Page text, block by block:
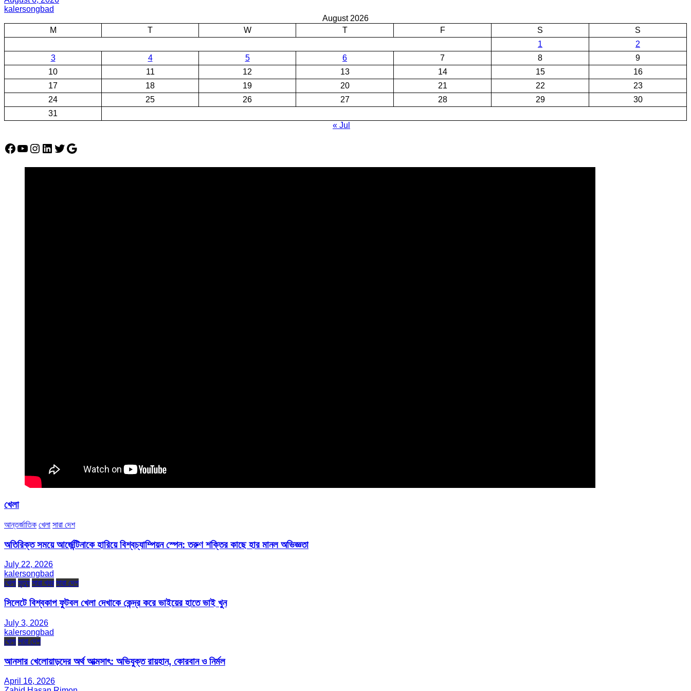
kalersongbad
August 2026
M
T W T F S
S
1
2
3
4 5 6 7 8
9
10
11 12 13 14 15
16
17
18 19 20 21 22
23
24
25 26 27 28 29
30
31
« Jul
Facebook
YouTube
Instagram
LinkedIn
Twitter
Google
খেলা
আন্তর্জাতিক খেলা সারা দেশ
অতিরিক্ত সময়ে আর্জেন্টিনাকে হারিয়ে বিশ্বচ্যাম্পিয়ন স্পেন: তরুণ শক্তির কাছে হার মানল অভিজ্ঞতা
July 22, 2026
kalersongbad
খেলা মৃত্যু সারা খবর সারা দেশ
সিলেটে বিশ্বকাপ ফুটবল খেলা দেখাকে কেন্দ্র করে ভাইয়ের হাতে ভাই খুন
July 3, 2026
kalersongbad
খেলা সারা দেশ
আনসার খেলোয়াড়দের অর্থ আত্মসাৎ: অভিযুক্ত রায়হান, কোরবান ও নির্মল
April 16, 2026